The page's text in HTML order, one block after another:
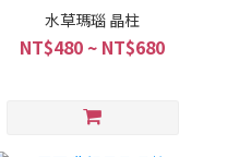
水草瑪瑙 晶柱
NT$480 ~ NT$680